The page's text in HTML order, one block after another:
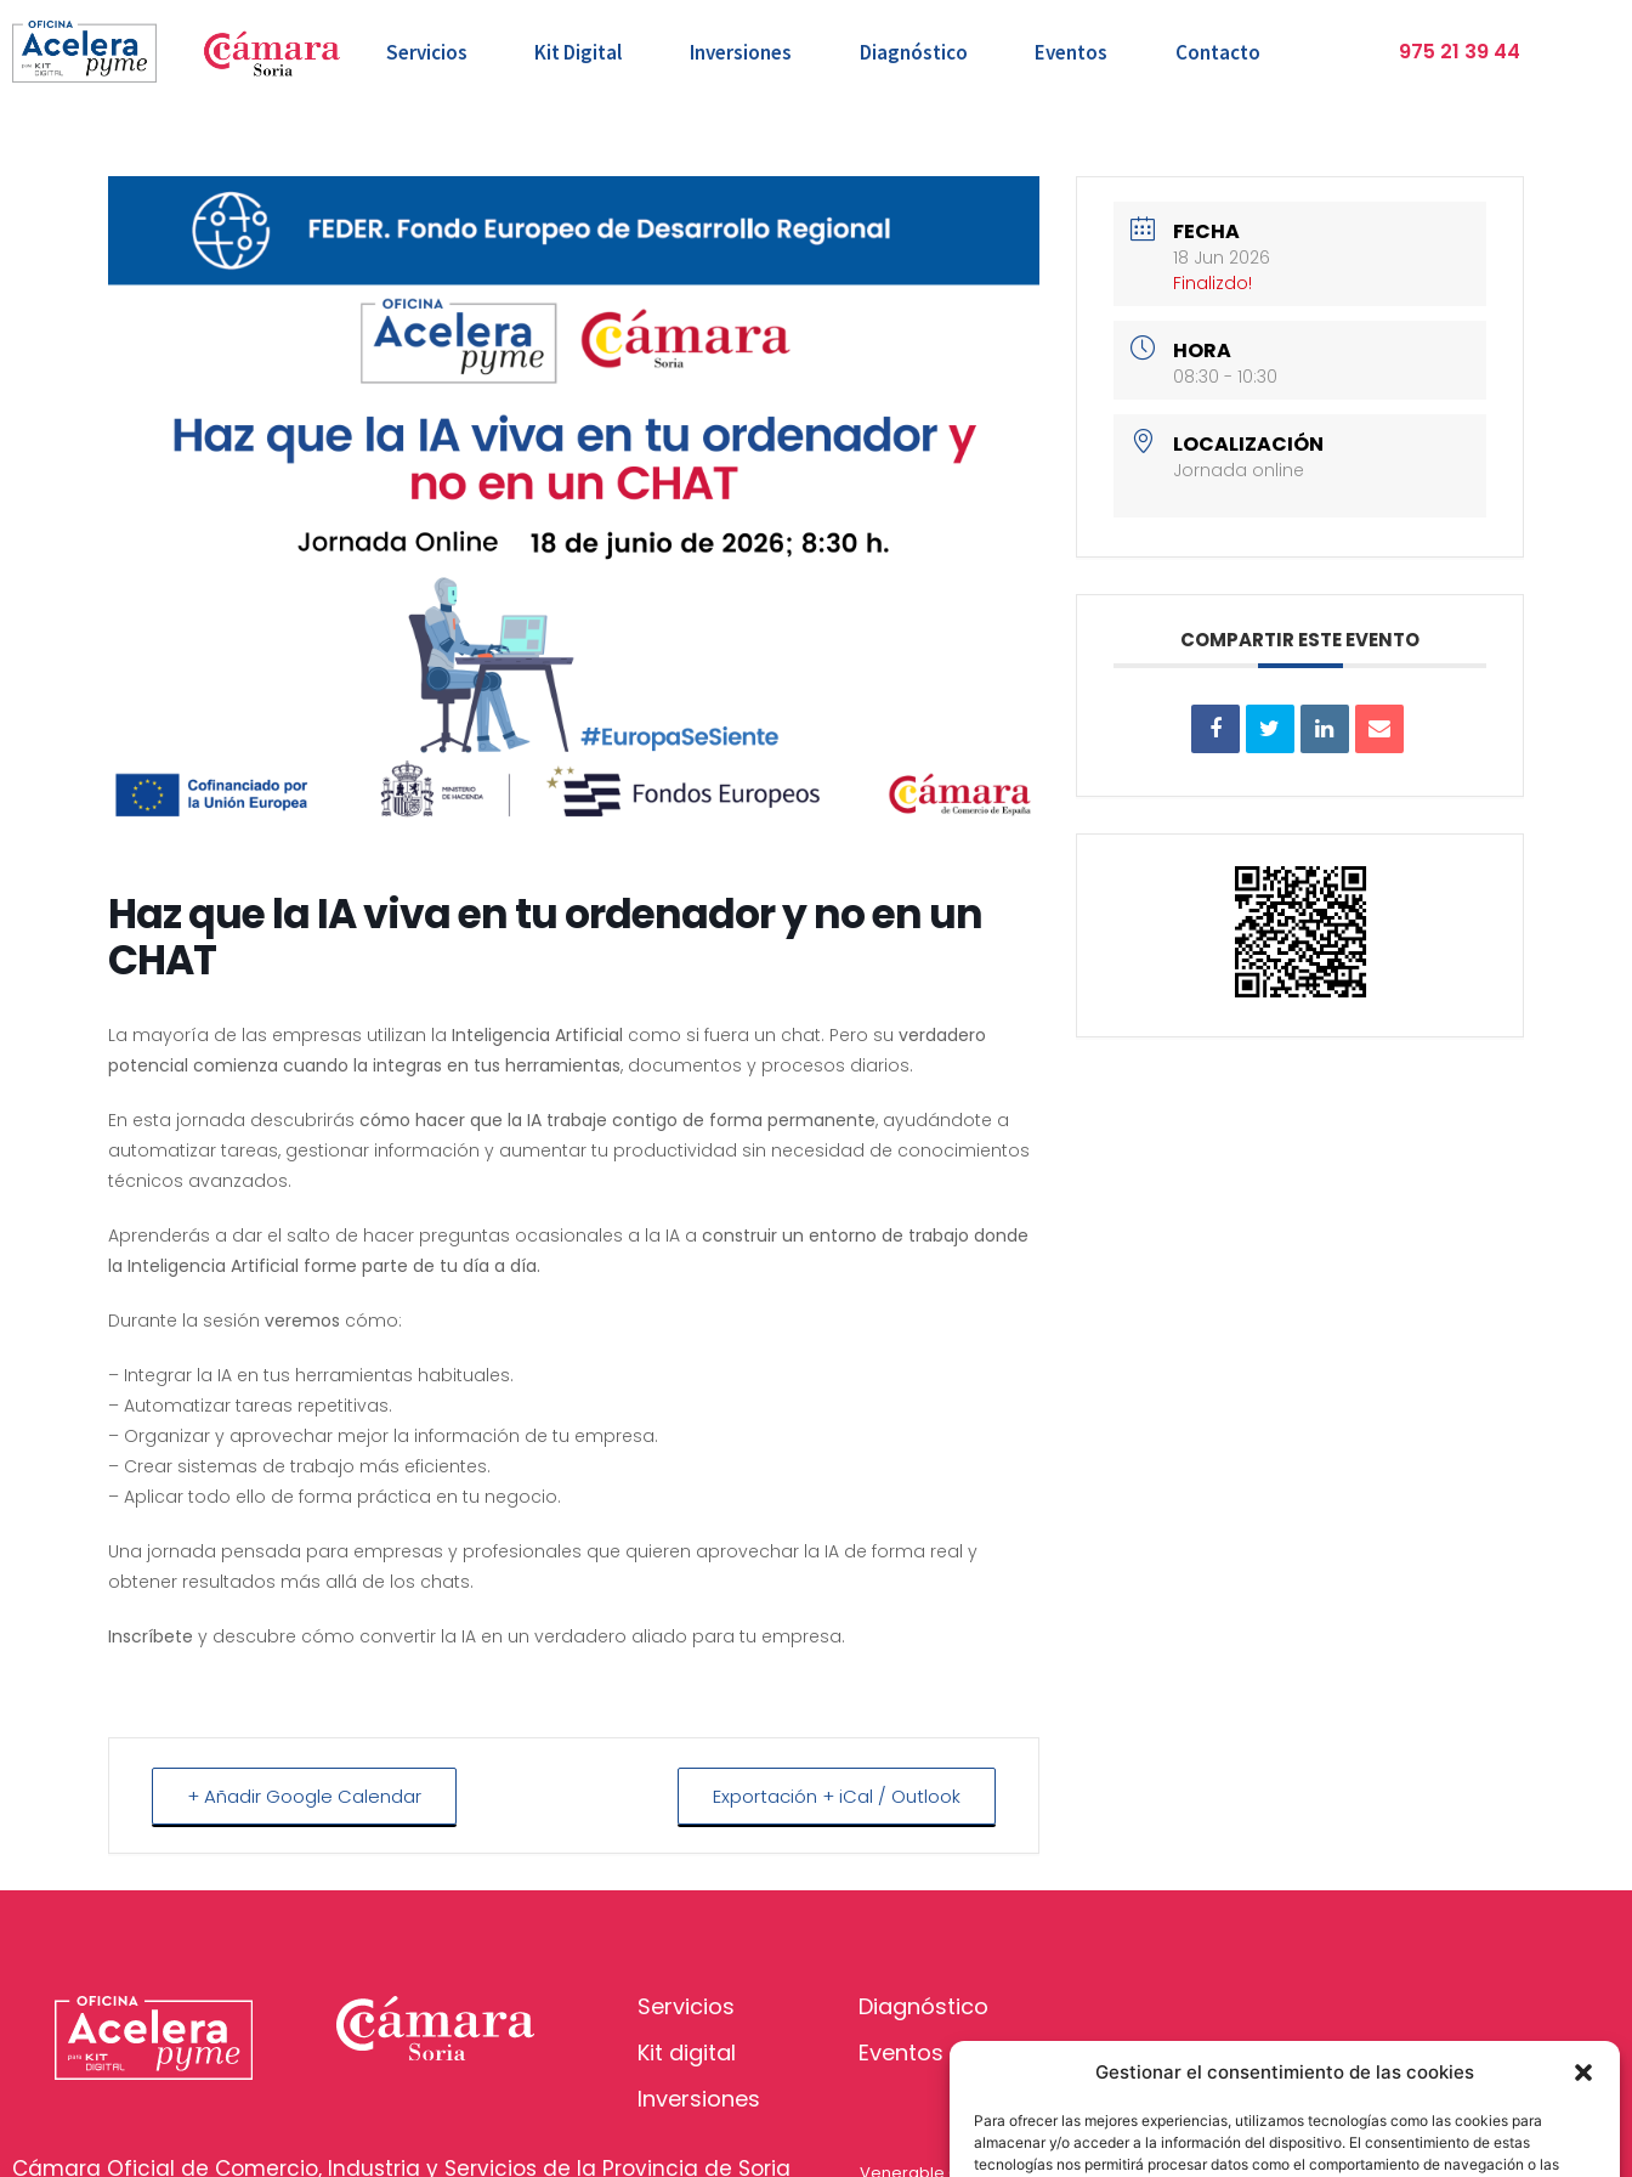
Gestionar el consentimiento de las cookies
Para ofrecer las mejores experiencias, utilizamos tecnologías como las cookies para
almacenar y/o acceder a la información del dispositivo. El consentimiento de estas
tecnologías nos permitirá procesar datos como el comportamiento de navegación o las
Servicios Kit Digital Inversiones Diagnóstico Eventos Contacto 975 21 39 44
Haz que la IA viva en tu ordenador y no en un
CHAT
La mayoría de las empresas utilizan la Inteligencia Artificial como si fuera un chat. Pero su verdadero
potencial comienza cuando la integras en tus herramientas, documentos y procesos diarios.
En esta jornada descubrirás cómo hacer que la IA trabaje contigo de forma permanente, ayudándote a
automatizar tareas, gestionar información y aumentar tu productividad sin necesidad de conocimientos
técnicos avanzados.
Aprenderás a dar el salto de hacer preguntas ocasionales a la IA a construir un entorno de trabajo donde
la Inteligencia Artificial forme parte de tu día a día.
Durante la sesión veremos cómo:
– Integrar la IA en tus herramientas habituales.
– Automatizar tareas repetitivas.
– Organizar y aprovechar mejor la información de tu empresa.
– Crear sistemas de trabajo más eficientes.
– Aplicar todo ello de forma práctica en tu negocio.
Una jornada pensada para empresas y profesionales que quieren aprovechar la IA de forma real y
obtener resultados más allá de los chats.
Inscríbete y descubre cómo convertir la IA en un verdadero aliado para tu empresa.
+ Añadir Google Calendar Exportación + iCal / Outlook
FECHA
18 Jun 2026
Finalizdo!
HORA
08:30 - 10:30
LOCALIZACIÓN
Jornada online
COMPARTIR ESTE EVENTO
Servicios
Kit digital
Inversiones
Diagnóstico
Eventos
Cámara Oficial de Comercio, Industria y Servicios de la Provincia de Soria Venerable Carabantes